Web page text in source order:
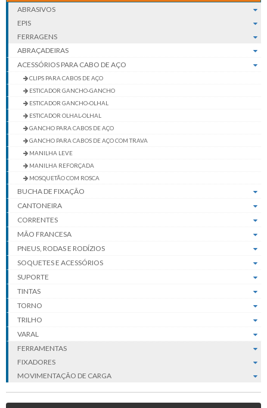
ABRASIVOS
EPIS
FERRAGENS
ABRAÇADEIRAS
ACESSÓRIOS PARA CABO DE AÇO
CLIPS PARA CABOS DE AÇO
ESTICADOR GANCHO-GANCHO
ESTICADOR GANCHO-OLHAL
ESTICADOR OLHAL-OLHAL
GANCHO PARA CABOS DE AÇO
GANCHO PARA CABOS DE AÇO COM TRAVA
MANILHA LEVE
MANILHA REFORÇADA
MOSQUETÃO COM ROSCA
BUCHA DE FIXAÇÃO
CANTONEIRA
CORRENTES
MÃO FRANCESA
PNEUS, RODAS E RODÍZIOS
SOQUETES E ACESSÓRIOS
SUPORTE
TINTAS
TORNO
TRILHO
VARAL
FERRAMENTAS
FIXADORES
MOVIMENTAÇÃO DE CARGA